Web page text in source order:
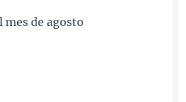
mes de agosto